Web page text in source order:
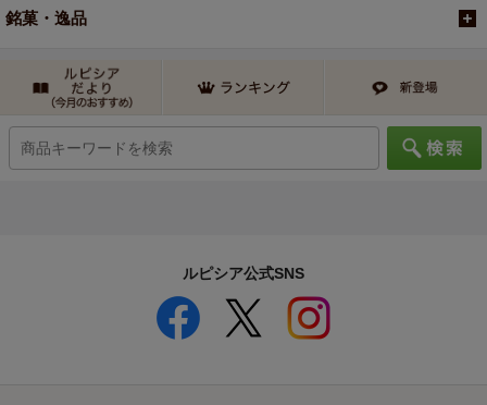
銘菓・逸品
ルピシア公式SNS